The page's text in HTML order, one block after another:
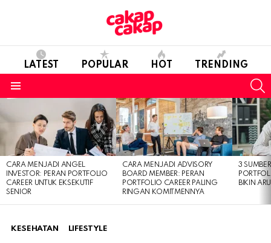
LATEST POPULAR HOT TRENDING
STORIES
CARA MENJADI ANGEL
INVESTOR: PERAN PORTFOLIO
CAREER UNTUK EKSEKUTIF
SENIOR
CARA MENJADI ADVISORY
BOARD MEMBER: PERAN
PORTFOLIO CAREER PALING
RINGAN KOMITMENNYA
3
BIKIN
KESEHATAN LIFESTYLE